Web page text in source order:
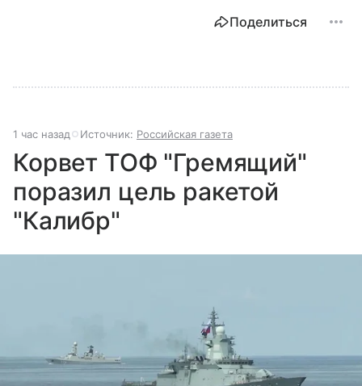
Поделиться
1 час назад Источник: Российская газета
Корвет ТОФ "Гремящий"
поразил цель ракетой
"Калибр"